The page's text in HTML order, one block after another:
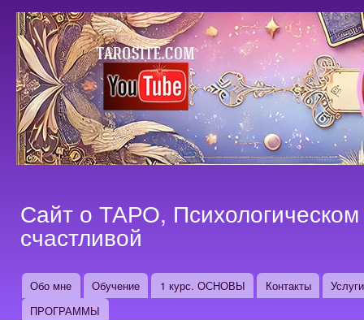
Сайт о ТАРО,
счастливой
Основные ссылки
Обо мне Обучение 1 курс. ОСНОВЫ Контакты
Услуги
ПРОГРАММЫ